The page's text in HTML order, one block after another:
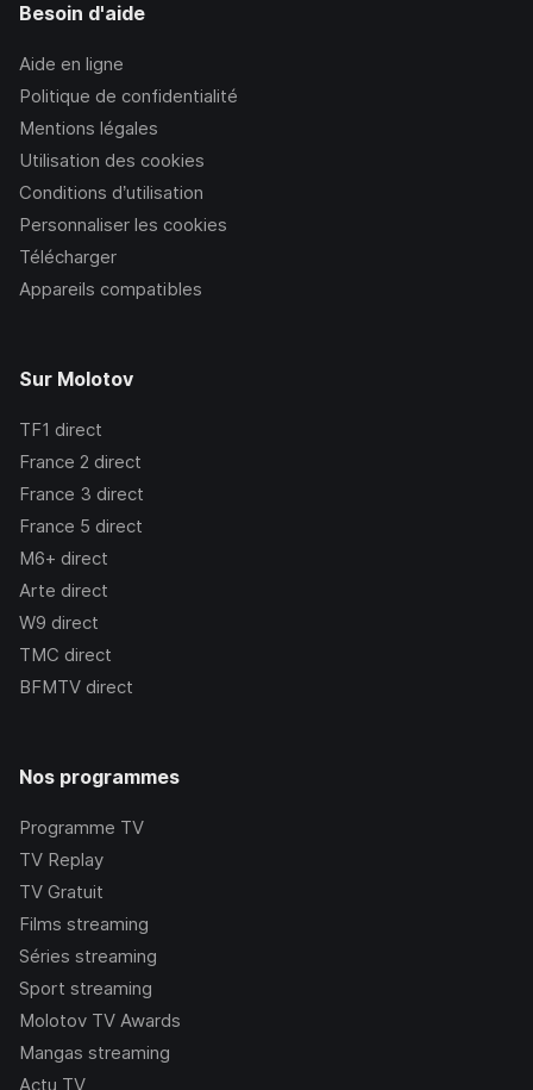
Besoin d'aide
Aide en ligne
Politique de confidentialité
Mentions légales
Utilisation des cookies
Conditions d’utilisation
Personnaliser les cookies
Télécharger
Appareils compatibles
Sur Molotov
TF1 direct
France 2 direct
France 3 direct
France 5 direct
M6+ direct
Arte direct
W9 direct
TMC direct
BFMTV direct
Nos programmes
Programme TV
TV Replay
TV Gratuit
Films streaming
Séries streaming
Sport streaming
Molotov TV Awards
Mangas streaming
Actu TV